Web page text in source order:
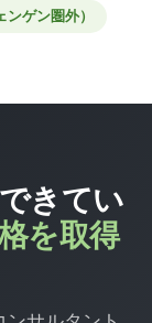
ゲン圏外）
きてい
を取得